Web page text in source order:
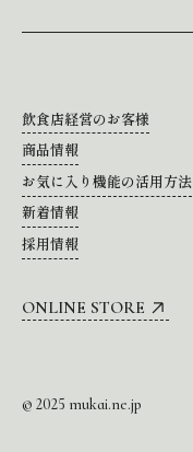
飲食店経営のお客様
商品情報
お気に入り機能の活用方法
新着情報
採用情報
ONLINE STORE
© 2025 mukai.ne.jp